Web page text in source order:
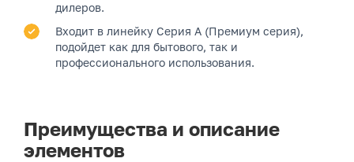
дилеров.
Входит в линейку Серия A (Премиум серия),
подойдет как для бытового, так и
профессионального использования.
Преимущества и описание
элементов